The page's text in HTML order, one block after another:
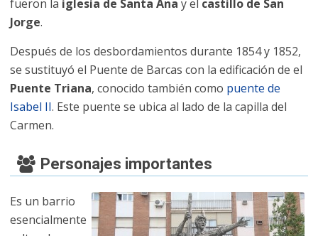
fueron la iglesia de Santa Ana y el castillo de San
Jorge.
Después de los desbordamientos durante 1854 y 1852,
se sustituyó el Puente de Barcas con la edificación de el
Puente Triana, conocido también como puente de
Isabel II. Este puente se ubica al lado de la capilla del
Carmen.
Personajes importantes
Es un barrio
esencialmente